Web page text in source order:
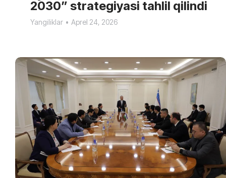
2030” strategiyasi tahlil qilindi
Yangiliklar Aprel 24, 2026